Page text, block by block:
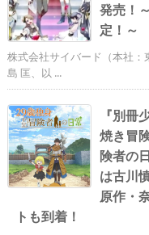
発売！
定！～
株式会社サイバード（本社：
島 匡、以 ...
『別冊
焼き冒
険者の
は古川
原作・
トも到着！